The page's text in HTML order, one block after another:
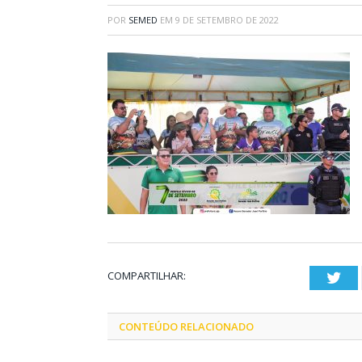
POR SEMED EM 9 DE SETEMBRO DE 2022
COMPARTILHAR:
CONTEÚDO RELACIONADO